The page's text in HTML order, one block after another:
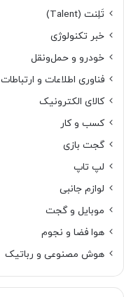
تَلِنت (Talent)
خبر تکنولوژی
خودرو و حمل‌و‌نقل
فناوری اطلاعات و ارتباطات
کالای الکترونیک
کسب و کار
گجت بازی
لپ تاپ
لوازم جانبی
موبایل و گجت
هوا فضا و نجوم
هوش مصنوعی و رباتیک